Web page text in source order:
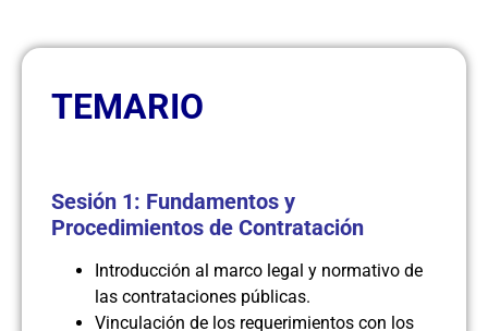
TEMARIO
Sesión 1: Fundamentos y
Procedimientos de Contratación
Introducción al marco legal y normativo de
las contrataciones públicas.
Vinculación de los requerimientos con los